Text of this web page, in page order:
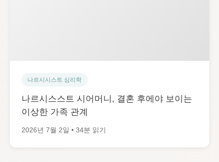
나르시시스트 심리학
나르시스스트 시어머니, 결혼 후에야 보이는
이상한 가족 관계
2026년 7월 2일 • 34분 읽기